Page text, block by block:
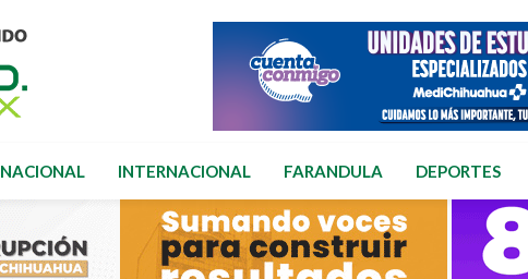
NACIONAL INTERNACIONAL FARANDULA DEPORTES